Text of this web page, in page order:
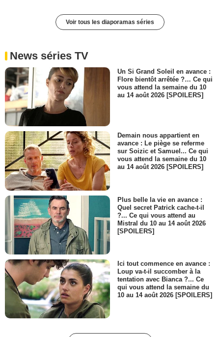
Voir tous les diaporamas séries
News séries TV
Un Si Grand Soleil en avance :
Flore bientôt arrêtée ?… Ce qui
vous attend la semaine du 10
au 14 août 2026 [SPOILERS]
Demain nous appartient en
avance : Le piège se referme
sur Soizic et Samuel... Ce qui
vous attend la semaine du 10
au 14 août 2026 [SPOILERS]
Plus belle la vie en avance :
Quel secret Patrick cache-t-il
?... Ce qui vous attend au
Mistral du 10 au 14 août 2026
[SPOILERS]
Ici tout commence en avance :
Loup va-t-il succomber à la
tentation avec Bianca ?... Ce
qui vous attend la semaine du
10 au 14 août 2026 [SPOILERS]